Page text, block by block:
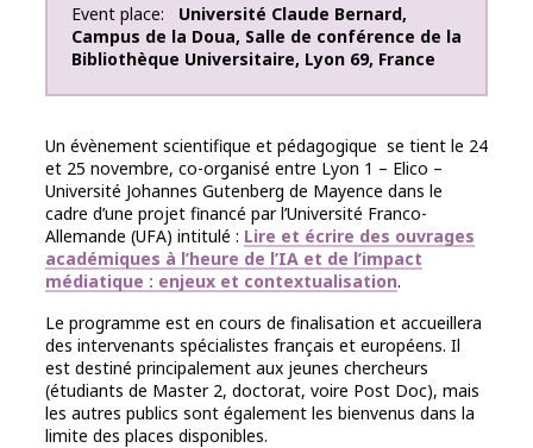
Event place
Université Claude Bernard,
Campus de la Doua, Salle de conférence de la
Bibliothèque Universitaire, Lyon 69, France
Un évènement scientifique et pédagogique se tient le 24
et 25 novembre, co-organisé entre Lyon 1 – Elico –
Université Johannes Gutenberg de Mayence dans le
cadre d’une projet financé par l’Université Franco-
Allemande (UFA) intitulé : Lire et écrire des ouvrages
académiques à l’heure de l’IA et de l’impact
médiatique : enjeux et contextualisation.
Le programme est en cours de finalisation et accueillera
des intervenants spécialistes français et européens. Il
est destiné principalement aux jeunes chercheurs
(étudiants de Master 2, doctorat, voire Post Doc), mais
les autres publics sont également les bienvenus dans la
limite des places disponibles.